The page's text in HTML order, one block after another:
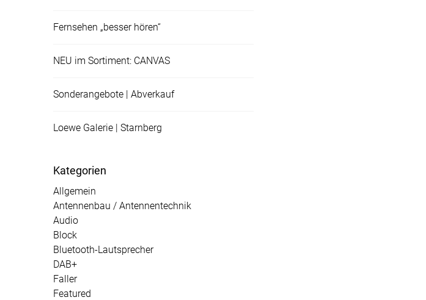
Fernsehen „besser hören“
NEU im Sortiment: CANVAS
Sonderangebote | Abverkauf
Loewe Galerie | Starnberg
Kategorien
Allgemein
Antennenbau / Antennentechnik
Audio
Block
Bluetooth-Lautsprecher
DAB+
Faller
Featured